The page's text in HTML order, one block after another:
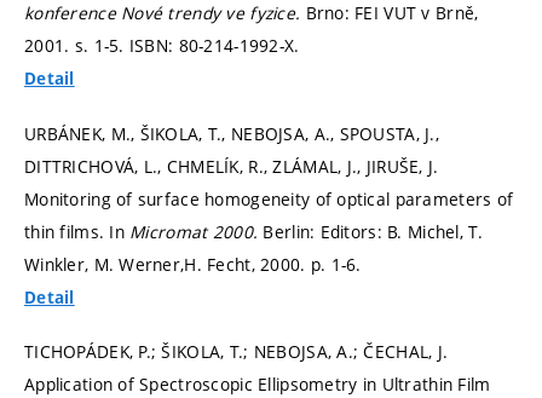
konference Nové trendy ve fyzice. Brno: FEI VUT v Brně,
2001. s. 1-5. ISBN: 80-214-1992-X.
Detail
URBÁNEK, M., ŠIKOLA, T., NEBOJSA, A., SPOUSTA, J.,
DITTRICHOVÁ, L., CHMELÍK, R., ZLÁMAL, J., JIRUŠE, J.
Monitoring of surface homogeneity of optical parameters of
thin films. In Micromat 2000. Berlin: Editors: B. Michel, T.
Winkler, M. Werner,H. Fecht, 2000. p. 1-6.
Detail
TICHOPÁDEK, P.; ŠIKOLA, T.; NEBOJSA, A.; ČECHAL, J.
Application of Spectroscopic Ellipsometry in Ultrathin Film